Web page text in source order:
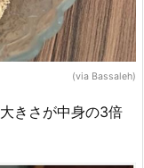
(via Bassaleh)
きさが中身の3倍